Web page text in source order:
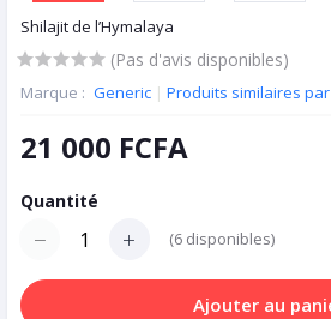
Shilajit de l’Hymalaya
(Pas d'avis disponibles)
Marque : Generic | Produits similaires
21 000 FCFA
Quantité
(6 disponibles)
Ajouter au